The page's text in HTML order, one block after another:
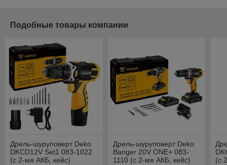
Подобные товары компании
Дрель-шуруповерт Deko
DKCD12V Set1 083-1022
(с 2-мя АКБ, кейс)
Дрель-шуруповерт Deko
Banger 20V ONE+ 083-
1110 (с 2-мя АКБ, кейс)
(с